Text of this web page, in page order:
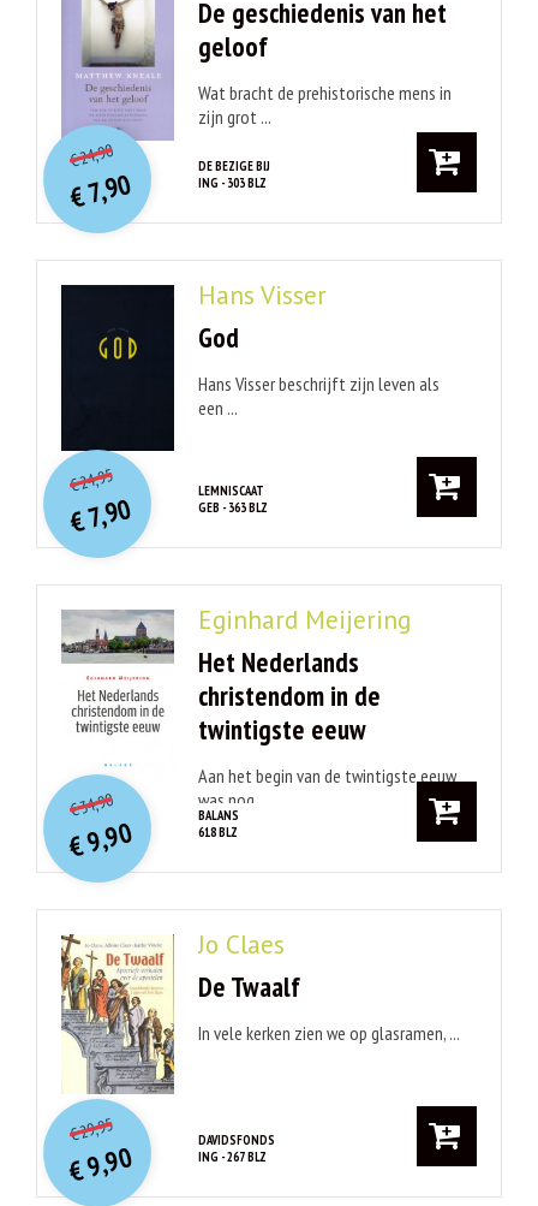
De geschiedenis van het
geloof
Wat bracht de prehistorische mens in
zijn grot ...
DE BEZIGE BIJ
ING - 303 BLZ
€24,90O
orspr
onkelijke
prijs
was:
€ 24,90.
€7,90
Huidige
prijs
is:
€ 7,90.
Hans Visser
God
Hans Visser beschrijft zijn leven als
een ...
LEMNISCAAT
GEB - 363 BLZ
€24,95O
orspr
onkelijke
prijs
was:
€ 24,95.
€7,90
Huidige
prijs
is:
€ 7,90.
Eginhard Meijering
Het Nederlands
christendom in de
twintigste eeuw
Aan het begin van de twintigste eeuw
was nog ...
BALANS
618 BLZ
€34,90O
orspr
onkelijke
prijs
was:
€ 34,90.
€9,90
Huidige
prijs
is:
€ 9,90.
Jo Claes
De Twaalf
In vele kerken zien we op glasramen, ...
DAVIDSFONDS
ING - 267 BLZ
€29,95O
orspr
onkelijke
prijs
was:
€ 29,95.
€9,90
Huidige
prijs
is:
€ 9,90.